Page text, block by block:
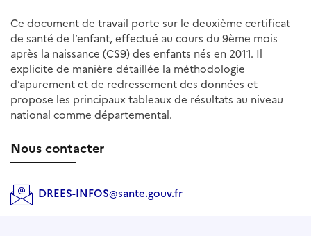
Ce document de travail porte sur le deuxième certificat
de santé de l’enfant, effectué au cours du 9ème mois
après la naissance (CS9) des enfants nés en 2011. Il
explicite de manière détaillée la méthodologie
d’apurement et de redressement des données et
propose les principaux tableaux de résultats au niveau
national comme départemental.
Nous contacter
DREES-INFOS@sante.gouv.fr